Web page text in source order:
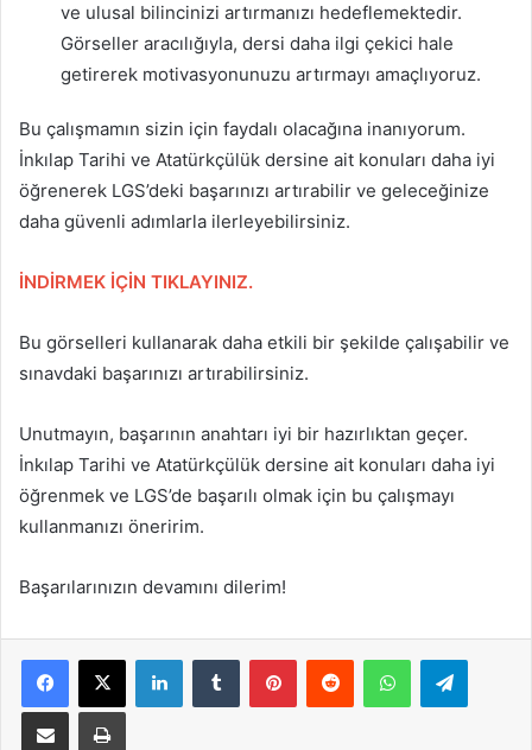
ve ulusal bilincinizi artırmanızı hedeflemektedir.
Görseller aracılığıyla, dersi daha ilgi çekici hale
getirerek motivasyonunuzu artırmayı amaçlıyoruz.
Bu çalışmamın sizin için faydalı olacağına inanıyorum.
İnkılap Tarihi ve Atatürkçülük dersine ait konuları daha iyi
öğrenerek LGS’deki başarınızı artırabilir ve geleceğinize
daha güvenli adımlarla ilerleyebilirsiniz.
İNDİRMEK İÇİN TIKLAYINIZ.
Bu görselleri kullanarak daha etkili bir şekilde çalışabilir ve
sınavdaki başarınızı artırabilirsiniz.
Unutmayın, başarının anahtarı iyi bir hazırlıktan geçer.
İnkılap Tarihi ve Atatürkçülük dersine ait konuları daha iyi
öğrenmek ve LGS’de başarılı olmak için bu çalışmayı
kullanmanızı öneririm.
Başarılarınızın devamını dilerim!
Facebook LinkedIn Tumblr PinterestReddit WhatsApp
E-Posta ile paylaş Yazdır